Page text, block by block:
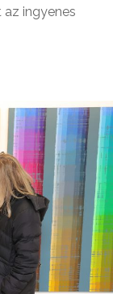
ingyenes